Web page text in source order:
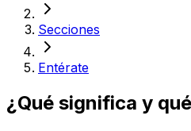
Secciones
Entérate
¿Qué significa y